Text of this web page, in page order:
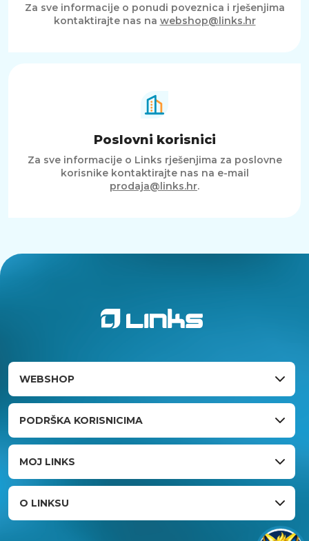
Za sve informacije o ponudi poveznica i rješenjima
kontaktirajte nas na webshop@links.hr
Poslovni korisnici
Za sve informacije o Links rješenjima za poslovne
korisnike kontaktirajte nas na e-mail
prodaja@links.hr.
WEBSHOP
PODRŠKA KORISNICIMA
MOJ LINKS
O LINKSU